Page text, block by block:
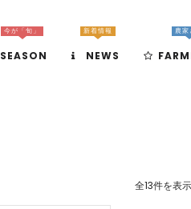
SEASON
今が「旬」
NEWS
新着情報 農家
全13件を表示